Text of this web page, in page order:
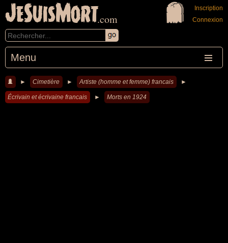
JeSuisMort.com
Menu
Inscription
Connexion
► Cimetière ► Artiste (homme et femme) francais ►
Écrivain et écrivaine francais ► Morts en 1924